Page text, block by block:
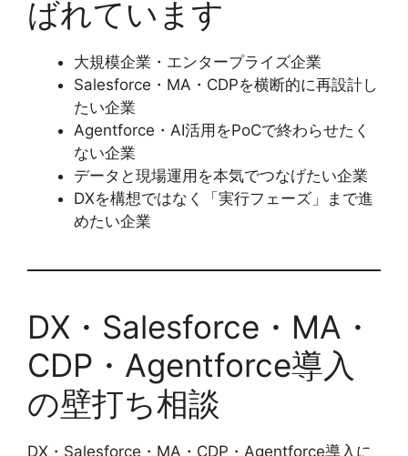
ばれています
大規模企業・エンタープライズ企業
Salesforce・MA・CDPを横断的に再設計し
たい企業
Agentforce・AI活用をPoCで終わらせたく
ない企業
データと現場運用を本気でつなげたい企業
DXを構想ではなく「実行フェーズ」まで進
めたい企業
DX・Salesforce・MA・
CDP・Agentforce導入
の壁打ち相談
DX・Salesforce・MA・CDP・Agentforce導入に